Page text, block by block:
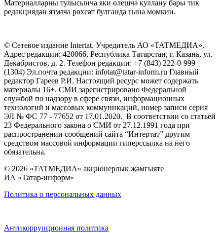
Материалларны тулысынча яки өлешчә куллану бары тик
редакциядән язмача рөхсәт булганда гына мөмкин.
© Сетевое издание Intertat. Учредитель АО «ТАТМЕДИА».
Адрес редакции: 420066, Республика Татарстан, г. Казань, ул.
Декабристов, д. 2. Телефон редакции: +7 (843) 222-0-999
(1304) Эл.почта редакции: infotat@tatar-inform.ru Главный
редактор Гареев Р.И. Настоящий ресурс может содержать
материалы 16+. СМИ зарегистрировано Федеральной
службой по надзору в сфере связи, информационных
технологий и массовых коммуникаций, номер записи серия
ЭЛ № ФС 77 - 77652 от 17.01.2020. В соответствии со статьей
23 Федерального закона о СМИ от 27.12.1991 года при
распространении сообщений сайта “Интертат” другим
средством массовой информации гиперссылка на него
обязательна.
© 2026 «ТАТМЕДИА» акционерлык җәмгыяте
ИА «Татар-информ»
Политика о персональных данных
Антикоррупционная политика